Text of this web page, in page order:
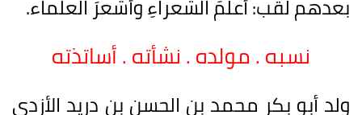
بعدهم لقب: أعلمَ الشعراءِ وأشعرَ العلماء.
نسبه . مولده . نشأته . أساتذته
ولد أبو بكر محمد بن الحسن بن دريد الأزدي